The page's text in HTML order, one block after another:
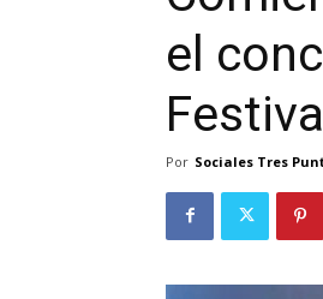
el
Por Sociales Tres